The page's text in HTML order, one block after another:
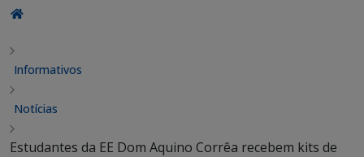
Informativos
Notícias
Estudantes da EE Dom Aquino Corrêa recebem kits de